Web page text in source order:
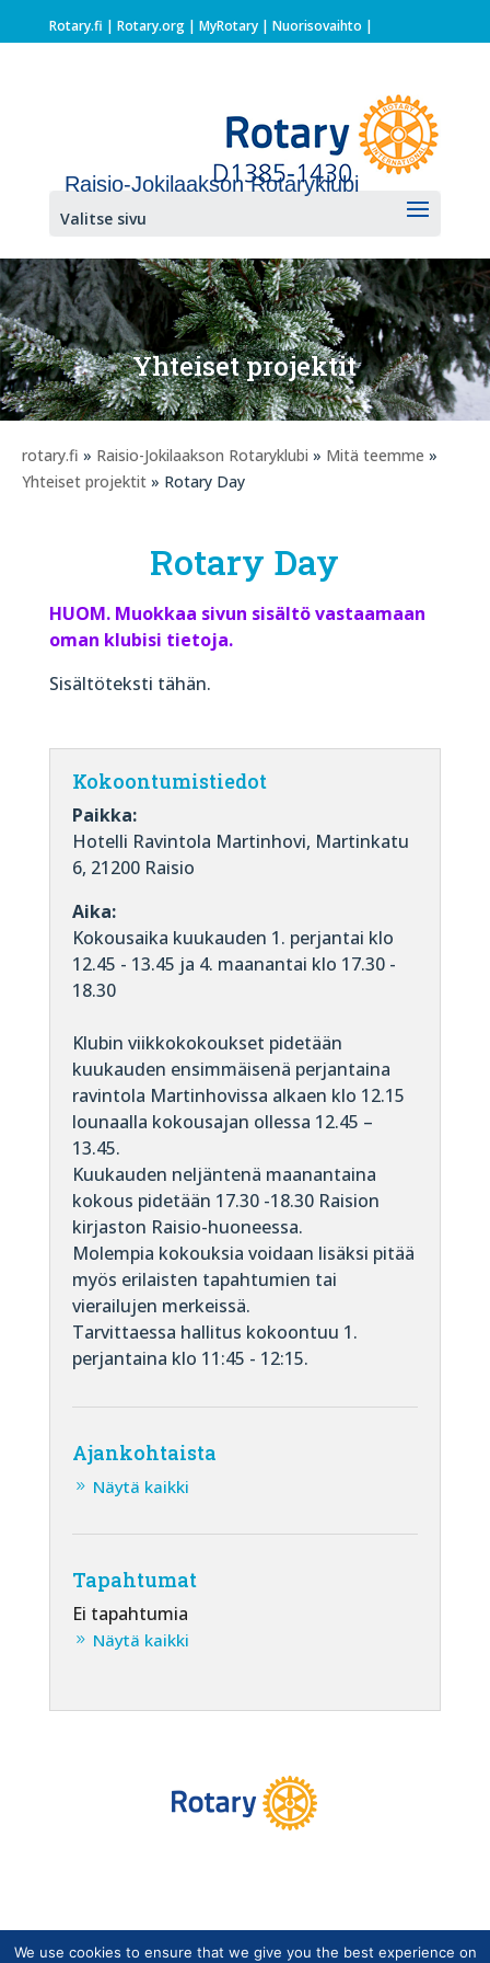
Rotary.fi | Rotary.org| MyRotary | Nuorisovaihto |
Raisio-Jokilaakson Rotaryklubi
Valitse sivu
Yhteiset projektit
rotary.fi » Raisio-Jokilaakson Rotaryklubi » Mitä teemme »
Yhteiset projektit » Rotary Day
Rotary Day
HUOM. Muokkaa sivun sisältö vastaamaan
oman klubisi tietoja.
Sisältöteksti tähän.
Kokoontumistiedot
Paikka:
Hotelli Ravintola Martinhovi, Martinkatu
6, 21200 Raisio
Aika:
Kokousaika kuukauden 1. perjantai klo
12.45 - 13.45 ja 4. maanantai klo 17.30 -
18.30
Klubin viikkokokoukset pidetään
kuukauden ensimmäisenä perjantaina
ravintola Martinhovissa alkaen klo 12.15
lounaalla kokousajan ollessa 12.45 –
13.45.
Kuukauden neljäntenä maanantaina
kokous pidetään 17.30 -18.30 Raision
kirjaston Raisio-huoneessa.
Molempia kokouksia voidaan lisäksi pitää
myös erilaisten tapahtumien tai
vierailujen merkeissä.
Tarvittaessa hallitus kokoontuu 1.
perjantaina klo 11:45 - 12:15.
Ajankohtaista
Näytä kaikki
Tapahtumat
Ei tapahtumia
Näytä kaikki
Copyright © Suomen Rotarypalvelu ry 2026 |
We use cookies to ensure that we give you the best experience on